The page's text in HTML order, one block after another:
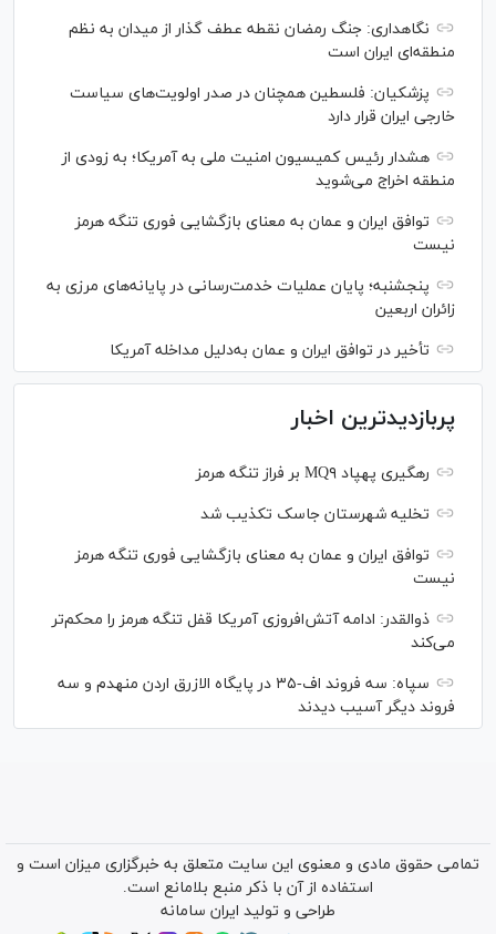
نگاهداری: جنگ رمضان نقطه عطف گذار از میدان به نظم
منطقه‌ای ایران است
پزشکیان: فلسطین همچنان در صدر اولویت‌های سیاست
خارجی ایران قرار دارد
هشدار رئیس کمیسیون امنیت ملی به آمریکا؛ به زودی از
منطقه اخراج می‌شوید
توافق ایران و عمان به معنای بازگشایی فوری تنگه هرمز
نیست
پنجشنبه؛ پایان ﻋﻤﻠﯿﺎﺕ ﺧﺪﻣﺖ‌ﺭﺳﺎﻧﯽ در پایانه‌های مرزی ﺑﻪ
ﺯﺍﺋﺮان ﺍﺭﺑﻌﯿﻦ
تأخیر در توافق ایران و عمان به‌دلیل مداخله آمریکا
پربازدیدترین اخبار
رهگیری پهپاد MQ۹ بر فراز تنگه هرمز
تخلیه شهرستان جاسک تکذیب شد
توافق ایران و عمان به معنای بازگشایی فوری تنگه هرمز
نیست
ذوالقدر: ادامه آتش‌افروزی آمریکا قفل تنگه هرمز را محکم‌تر
می‌کند
سپاه: سه فروند اف-۳۵ در پایگاه الازرق اردن منهدم و سه
فروند دیگر آسیب دیدند
تمامی حقوق مادی و معنوی این سایت متعلق به خبرگزاری میزان است و
استفاده از آن با ذکر منبع بلامانع است.
طراحی و تولید ایران سامانه